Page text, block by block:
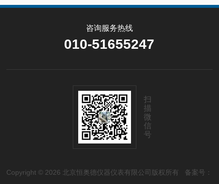
咨询服务热线
010-51655247
扫
描
微
信
号
Copyright © 2026 北京恒奥德仪器仪表有限公司版权所有 备案号：